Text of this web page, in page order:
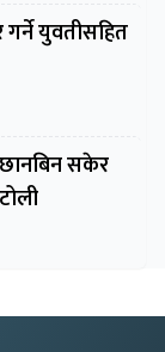
युवतीसहित
सकेर